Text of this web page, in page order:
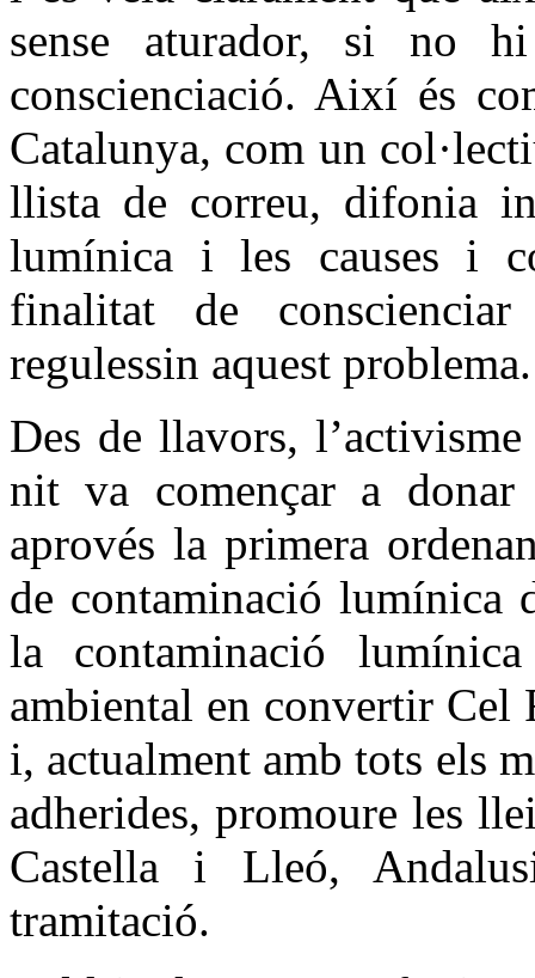
sense aturador, si no
conscienciació. Així és
Catalunya, com un
llista de correu, difonia
lumínica i les causes i
finalitat de
regulessin aquest problema.
Des de llavors,
nit va començar a donar
aprovés la primera
de contaminació lumínica
la contaminació
ambiental en convertir Cel
i, actualment amb tots els
adherides, promoure les
Castella i Lleó,
tramitació.